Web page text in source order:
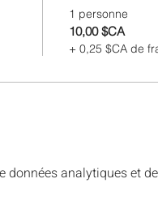
1 personne
10,00 $CA
+ 0,25 $CA de
données analytiques et